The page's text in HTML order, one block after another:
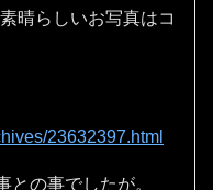
晴らしいお写真はコ
23632397.html
との事でしたが。